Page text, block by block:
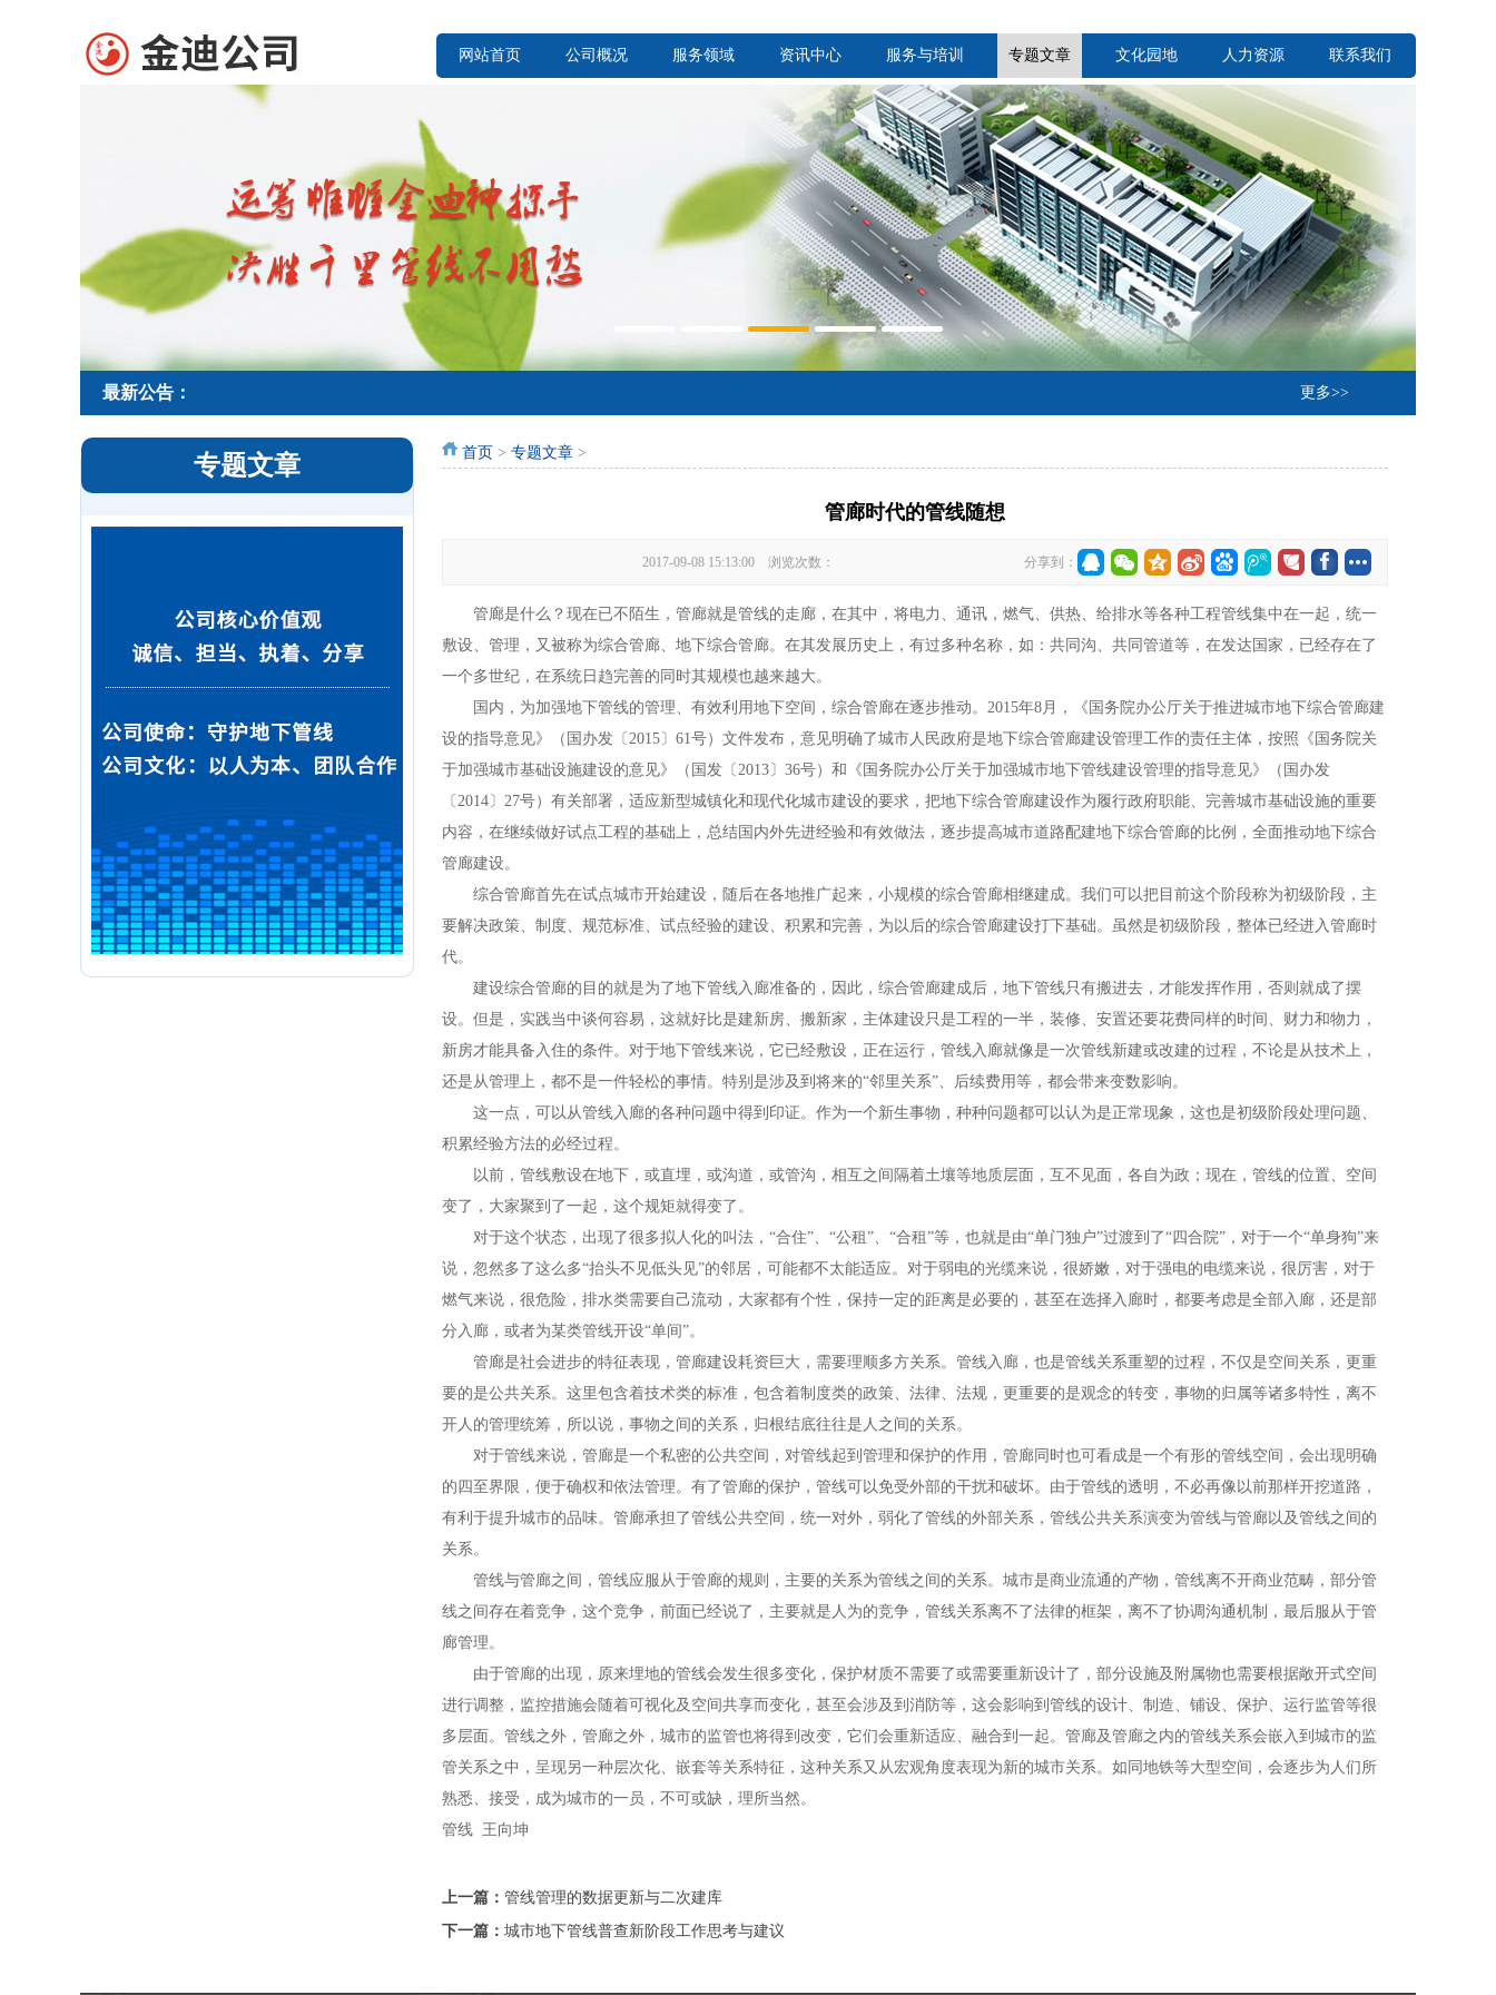
网站首页 公司概况 服务领域 资讯中心 服务与培训 专题文章 文化园地 人力资源 联系我们
最新公告： 更多>>
专题文章 首页 > 专题文章 >
管廊时代的管线随想
2017-09-08 15:13:00 浏览次数： 分享到：
管廊是什么？现在已不陌生，管廊就是管线的走廊，在其中，将电力、通讯，燃气、供热、给排水等各种工程管线集中在一起，统一
敷设、管理，又被称为综合管廊、地下综合管廊。在其发展历史上，有过多种名称，如：共同沟、共同管道等，在发达国家，已经存在了
一个多世纪，在系统日趋完善的同时其规模也越来越大。
国内，为加强地下管线的管理、有效利用地下空间，综合管廊在逐步推动。2015年8月，《国务院办公厅关于推进城市地下综合管廊建
设的指导意见》（国办发〔2015〕61号）文件发布，意见明确了城市人民政府是地下综合管廊建设管理工作的责任主体，按照《国务院关
于加强城市基础设施建设的意见》（国发〔2013〕36号）和《国务院办公厅关于加强城市地下管线建设管理的指导意见》（国办发
〔2014〕27号）有关部署，适应新型城镇化和现代化城市建设的要求，把地下综合管廊建设作为履行政府职能、完善城市基础设施的重要
内容，在继续做好试点工程的基础上，总结国内外先进经验和有效做法，逐步提高城市道路配建地下综合管廊的比例，全面推动地下综合
管廊建设。
综合管廊首先在试点城市开始建设，随后在各地推广起来，小规模的综合管廊相继建成。我们可以把目前这个阶段称为初级阶段，主
要解决政策、制度、规范标准、试点经验的建设、积累和完善，为以后的综合管廊建设打下基础。虽然是初级阶段，整体已经进入管廊时
代。
建设综合管廊的目的就是为了地下管线入廊准备的，因此，综合管廊建成后，地下管线只有搬进去，才能发挥作用，否则就成了摆
设。但是，实践当中谈何容易，这就好比是建新房、搬新家，主体建设只是工程的一半，装修、安置还要花费同样的时间、财力和物力，
新房才能具备入住的条件。对于地下管线来说，它已经敷设，正在运行，管线入廊就像是一次管线新建或改建的过程，不论是从技术上，
还是从管理上，都不是一件轻松的事情。特别是涉及到将来的“邻里关系”、后续费用等，都会带来变数影响。
这一点，可以从管线入廊的各种问题中得到印证。作为一个新生事物，种种问题都可以认为是正常现象，这也是初级阶段处理问题、
积累经验方法的必经过程。
以前，管线敷设在地下，或直埋，或沟道，或管沟，相互之间隔着土壤等地质层面，互不见面，各自为政；现在，管线的位置、空间
变了，大家聚到了一起，这个规矩就得变了。
对于这个状态，出现了很多拟人化的叫法，“合住”、“公租”、“合租”等，也就是由“单门独户”过渡到了“四合院”，对于一个“单身狗”来
说，忽然多了这么多“抬头不见低头见”的邻居，可能都不太能适应。对于弱电的光缆来说，很娇嫩，对于强电的电缆来说，很厉害，对于
燃气来说，很危险，排水类需要自己流动，大家都有个性，保持一定的距离是必要的，甚至在选择入廊时，都要考虑是全部入廊，还是部
分入廊，或者为某类管线开设“单间”。
管廊是社会进步的特征表现，管廊建设耗资巨大，需要理顺多方关系。管线入廊，也是管线关系重塑的过程，不仅是空间关系，更重
要的是公共关系。这里包含着技术类的标准，包含着制度类的政策、法律、法规，更重要的是观念的转变，事物的归属等诸多特性，离不
开人的管理统筹，所以说，事物之间的关系，归根结底往往是人之间的关系。
对于管线来说，管廊是一个私密的公共空间，对管线起到管理和保护的作用，管廊同时也可看成是一个有形的管线空间，会出现明确
的四至界限，便于确权和依法管理。有了管廊的保护，管线可以免受外部的干扰和破坏。由于管线的透明，不必再像以前那样开挖道路，
有利于提升城市的品味。管廊承担了管线公共空间，统一对外，弱化了管线的外部关系，管线公共关系演变为管线与管廊以及管线之间的
关系。
管线与管廊之间，管线应服从于管廊的规则，主要的关系为管线之间的关系。城市是商业流通的产物，管线离不开商业范畴，部分管
线之间存在着竞争，这个竞争，前面已经说了，主要就是人为的竞争，管线关系离不了法律的框架，离不了协调沟通机制，最后服从于管
廊管理。
由于管廊的出现，原来埋地的管线会发生很多变化，保护材质不需要了或需要重新设计了，部分设施及附属物也需要根据敞开式空间
进行调整，监控措施会随着可视化及空间共享而变化，甚至会涉及到消防等，这会影响到管线的设计、制造、铺设、保护、运行监管等很
多层面。管线之外，管廊之外，城市的监管也将得到改变，它们会重新适应、融合到一起。管廊及管廊之内的管线关系会嵌入到城市的监
管关系之中，呈现另一种层次化、嵌套等关系特征，这种关系又从宏观角度表现为新的城市关系。如同地铁等大型空间，会逐步为人们所
熟悉、接受，成为城市的一员，不可或缺，理所当然。
管线 王向坤
上一篇： 管线管理的数据更新与二次建库
下一篇： 城市地下管线普查新阶段工作思考与建议